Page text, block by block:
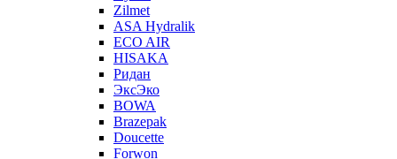
Zilmet
ASA Hydralik
ECO AIR
HISAKA
Ридан
ЭксЭко
BOWA
Brazepak
Doucette
Forwon